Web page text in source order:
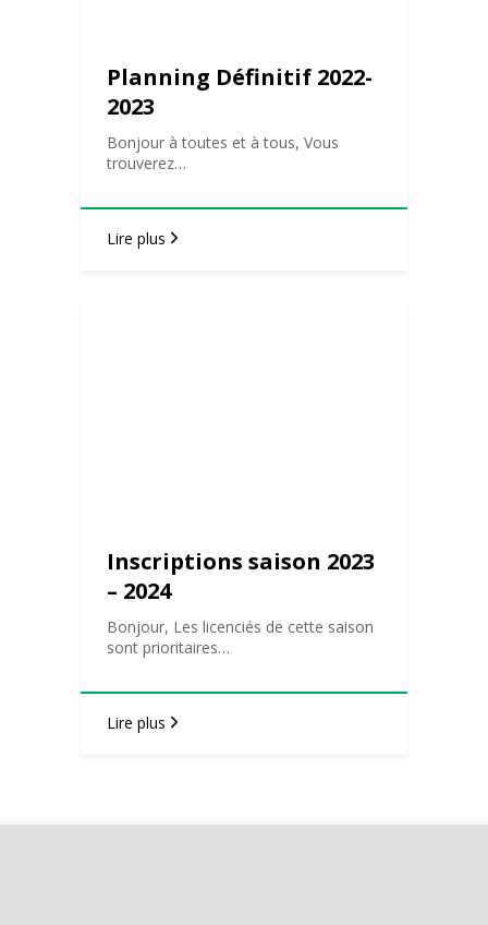
Planning Définitif 2022-
2023
Bonjour à toutes et à tous, Vous
trouverez…
Lire plus
Inscriptions saison 2023
– 2024
Bonjour, Les licenciés de cette saison
sont prioritaires…
Lire plus